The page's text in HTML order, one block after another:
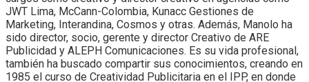
JWT Lima, McCann-Colombia, Kunacc Gestiones de
Marketing, Interandina, Cosmos y otras. Además, Manolo ha
sido director, socio, gerente y director Creativo de ARE
Publicidad y ALEPH Comunicaciones. Es su vida profesional,
también ha buscado compartir sus conocimientos, creando en
1985 el curso de Creatividad Publicitaria en el IPP, en donde